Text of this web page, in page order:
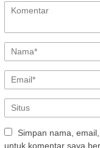
Simpan nama,
untuk komentar saya